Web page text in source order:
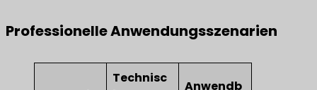
Professionelle Anwendungsszenarien
Technisc
Anwendb